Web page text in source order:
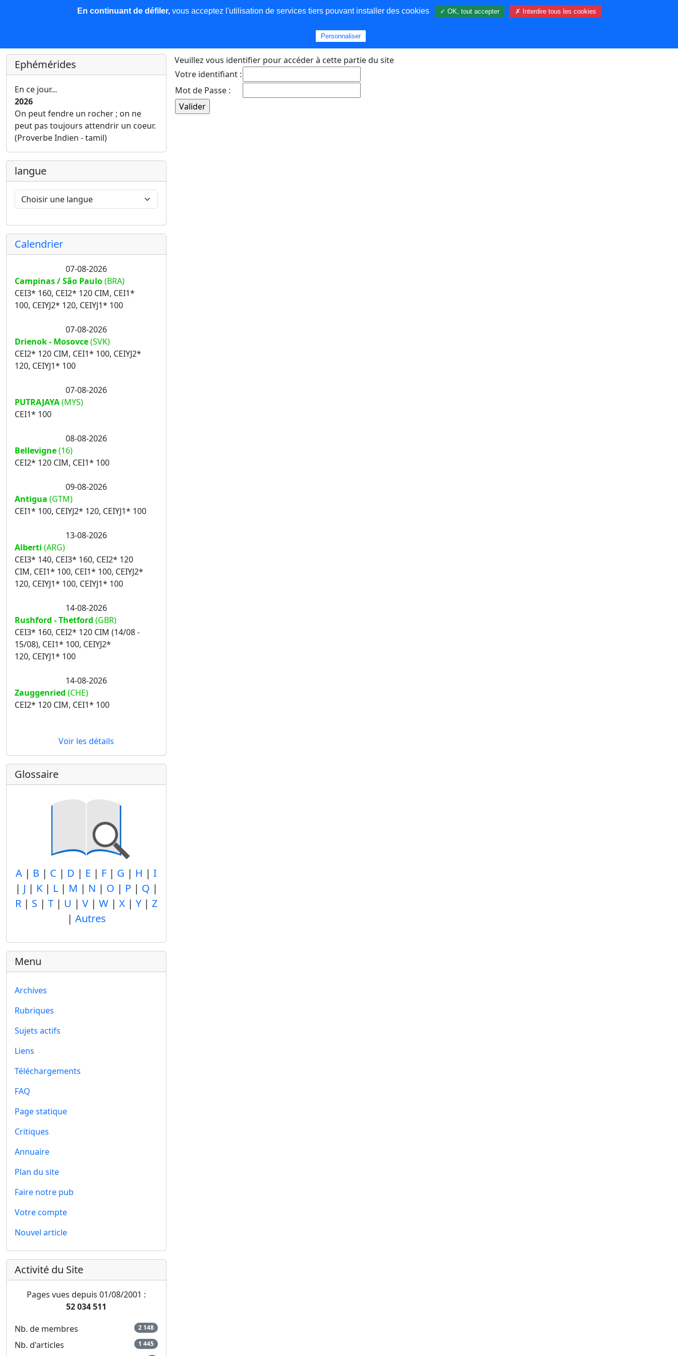
Les nouvelles Base de données Plus
Ephémérides
En ce jour...
2026
On peut fendre un rocher ; on ne
peut pas toujours attendrir un coeur.
(Proverbe Indien - tamil)
langue
Calendrier
07-08-2026
Campinas / São Paulo(BRA)
CEI3* 160, CEI2* 120 CIM, CEI1*
100, CEIYJ2* 120, CEIYJ1* 100
07-08-2026
Drienok - Mosovce(SVK)
CEI2* 120 CIM, CEI1* 100, CEIYJ2*
120, CEIYJ1* 100
07-08-2026
PUTRAJAYA(MYS)
CEI1* 100
08-08-2026
Bellevigne(16)
CEI2* 120 CIM, CEI1* 100
09-08-2026
Antigua (GTM)
CEI1* 100, CEIYJ2* 120, CEIYJ1* 100
13-08-2026
Alberti (ARG)
CEI3* 140, CEI3* 160, CEI2* 120
CIM, CEI1* 100, CEI1* 100, CEIYJ2*
120, CEIYJ1* 100, CEIYJ1* 100
14-08-2026
Rushford - Thetford (GBR)
CEI3* 160, CEI2* 120 CIM (14/08 -
15/08), CEI1* 100, CEIYJ2*
120, CEIYJ1* 100
14-08-2026
Zauggenried (CHE)
CEI2* 120 CIM, CEI1* 100
Voir les détails
Glossaire
A | B | C | D | E | F | G | H | I
| J | K| L| M | N | O | P | Q |
R | S | T | U | V | W | X | Y | Z
| Autres
Menu
Archives
Rubriques
Sujets actifs
Liens
Téléchargements
FAQ
Page statique
Critiques
Annuaire
Plan du site
Faire notre pub
Votre compte
Nouvel article
Activité du Site
Pages vues depuis 01/08/2001 :
52 034 511
Nb. de membres
2 148
Nb. d'articles 1 445
Veuillez vous identifier pour accéder à cette partie du site
Votre identifiant :
Mot de Passe :
En continuant de défiler,vous acceptez l'utilisation de services tiers pouvant installer des cookies ✓ OK, tout accepter ✗ Interdire tous les cookies
Personnaliser